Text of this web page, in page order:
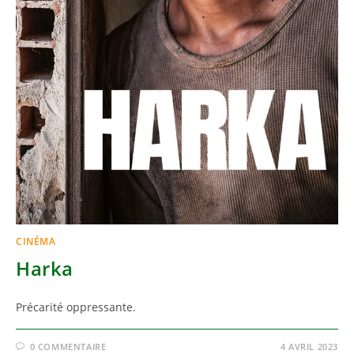
CINÉMA
Harka
Précarité oppressante.
0 COMMENTAIRE 4 AVRIL 2023